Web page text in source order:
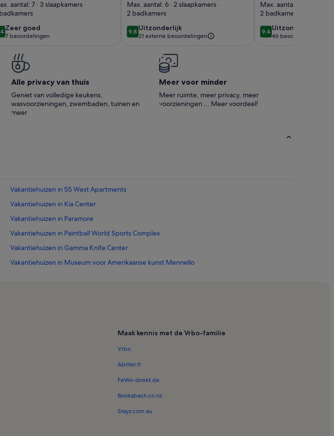
Theme Parks,
aantal: 7 · 3 slaapkamers ·
op 10
Zeer goed
zeer
goed
7 beoordelingen
(7
Trees/ 8 Universal/
15 Disney
Max. aantal: 6 · 2 slaapkamers ·
2 badkamers
9,89,8 op 10
Uitzonderlijk
uitzonderlijk
21 externe beoordelingen
VAKANTIE HUIS
SLAAP 12 /
zwembad / SPA
de buurt van
Max. aantal: 12 · 5
2 badkamers
9,49,4 op 10
Uitzonderlijk
uitzonderlijk
46 beoordelingen
(46
Alle privacy van thuis
Geniet van volledige keukens,
wasvoorzieningen, zwembaden, tuinen en
meer
Meer voor minder
Meer ruimte, meer privacy, meer
voorzieningen ... Meer voordeel!
Vakantiehuizen in 55 West Apartments
Vakantiehuizen in Kia Center
Vakantiehuizen in Paramore
Vakantiehuizen in Paintball World Sports Complex
Vakantiehuizen in Gamma Knife Center
Vakantiehuizen in Museum voor Amerikaanse kunst Mennello
Vakantiehuizen in Southwest Orlando
Maak kennis met de Vrbo-familie
Vrbo
Abritel.fr
FeWo-direkt.de
Bookabach.co.nz
Stayz.com.au